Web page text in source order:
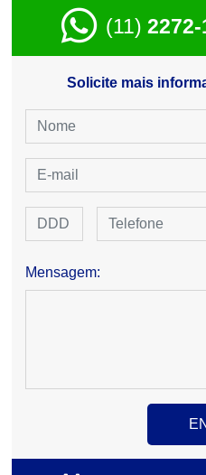
(11)2272-
Solicite mais
Mensagem: